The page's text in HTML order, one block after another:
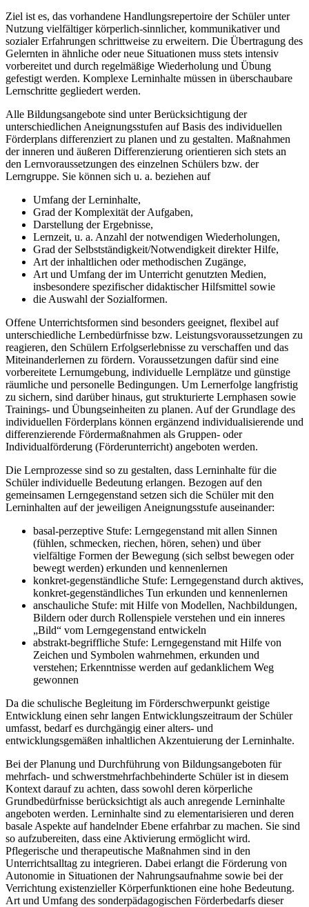
Ziel ist es, das vorhandene Handlungsrepertoire der Schüler unter
Nutzung vielfältiger körperlich-sinnlicher, kommunikativer und
sozialer Erfahrungen schrittweise zu erweitern. Die Übertragung des
Gelernten in ähnliche oder neue Situationen muss stets intensiv
vorbereitet und durch regelmäßige Wiederholung und Übung
gefestigt werden. Komplexe Lerninhalte müssen in überschaubare
Lernschritte gegliedert werden.
Alle Bildungsangebote sind unter Berücksichtigung der
unterschiedlichen Aneignungsstufen auf Basis des individuellen
Förderplans differenziert zu planen und zu gestalten. Maßnahmen
der inneren und äußeren Differenzierung orientieren sich stets an
den Lernvoraussetzungen des einzelnen Schülers bzw. der
Lerngruppe. Sie können sich u. a. beziehen auf
Umfang der Lerninhalte,
Grad der Komplexität der Aufgaben,
Darstellung der Ergebnisse,
Lernzeit, u. a. Anzahl der notwendigen Wiederholungen,
Grad der Selbstständigkeit/Notwendigkeit direkter Hilfe,
Art der inhaltlichen oder methodischen Zugänge,
Art und Umfang der im Unterricht genutzten Medien,
insbesondere spezifischer didaktischer Hilfsmittel sowie
die Auswahl der Sozialformen.
Offene Unterrichtsformen sind besonders geeignet, flexibel auf
unterschiedliche Lernbedürfnisse bzw. Leistungsvoraussetzungen zu
reagieren, den Schülern Erfolgserlebnisse zu verschaffen und das
Miteinanderlernen zu fördern. Voraussetzungen dafür sind eine
vorbereitete Lernumgebung, individuelle Lernplätze und günstige
räumliche und personelle Bedingungen. Um Lernerfolge langfristig
zu sichern, sind darüber hinaus, gut strukturierte Lernphasen sowie
Trainings- und Übungseinheiten zu planen. Auf der Grundlage des
individuellen Förderplans können ergänzend individualisierende und
differenzierende Fördermaßnahmen als Gruppen- oder
Individualförderung (Förderunterricht) angeboten werden.
Die Lernprozesse sind so zu gestalten, dass Lerninhalte für die
Schüler individuelle Bedeutung erlangen. Bezogen auf den
gemeinsamen Lerngegenstand setzen sich die Schüler mit den
Lerninhalten auf der jeweiligen Aneignungsstufe auseinander:
basal-perzeptive Stufe: Lerngegenstand mit allen Sinnen
(fühlen, schmecken, riechen, hören, sehen) und über
vielfältige Formen der Bewegung (sich selbst bewegen oder
bewegt werden) erkunden und kennenlernen
konkret-gegenständliche Stufe: Lerngegenstand durch aktives,
konkret-gegenständliches Tun erkunden und kennenlernen
anschauliche Stufe: mit Hilfe von Modellen, Nachbildungen,
Bildern oder durch Rollenspiele verstehen und ein inneres
„Bild“ vom Lerngegenstand entwickeln
abstrakt-begriffliche Stufe: Lerngegenstand mit Hilfe von
Zeichen und Symbolen wahrnehmen, erkunden und
verstehen; Erkenntnisse werden auf gedanklichem Weg
gewonnen
Da die schulische Begleitung im Förderschwerpunkt geistige
Entwicklung einen sehr langen Entwicklungszeitraum der Schüler
umfasst, bedarf es durchgängig einer alters- und
entwicklungsgemäßen inhaltlichen Akzentuierung der Lerninhalte.
Bei der Planung und Durchführung von Bildungsangeboten für
mehrfach- und schwerstmehrfachbehinderte Schüler ist in diesem
Kontext darauf zu achten, dass sowohl deren körperliche
Grundbedürfnisse berücksichtigt als auch anregende Lerninhalte
angeboten werden. Lerninhalte sind zu elementarisieren und deren
basale Aspekte auf handelnder Ebene erfahrbar zu machen. Sie sind
so aufzubereiten, dass eine Aktivierung ermöglicht wird.
Pflegerische und therapeutische Maßnahmen sind in den
Unterrichtsalltag zu integrieren. Dabei erlangt die Förderung von
Autonomie in Situationen der Nahrungsaufnahme sowie bei der
Verrichtung existenzieller Körperfunktionen eine hohe Bedeutung.
Art und Umfang des sonderpädagogischen Förderbedarfs dieser